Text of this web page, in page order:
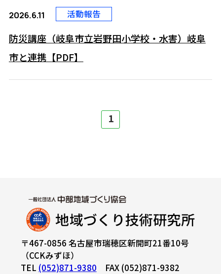
2026.6.11 活動報告
防災講座（岐阜市立岩野田小学校・水害）岐阜
市と連携【PDF】
1
〒467-0856 名古屋市瑞穂区新開町21番10号
（CCKみずほ）
TEL (052)871-9380 FAX (052)871-9382